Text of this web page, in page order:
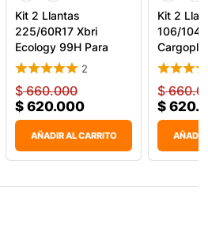
Kit 2 Llantas
225/60R17 Xbri
Ecology 99H Para
Camioneta S
2
$660.000
$ 620.000
AÑADIR AL CARRITO
Kit 2
106/
Car
$
$
AÑADIR